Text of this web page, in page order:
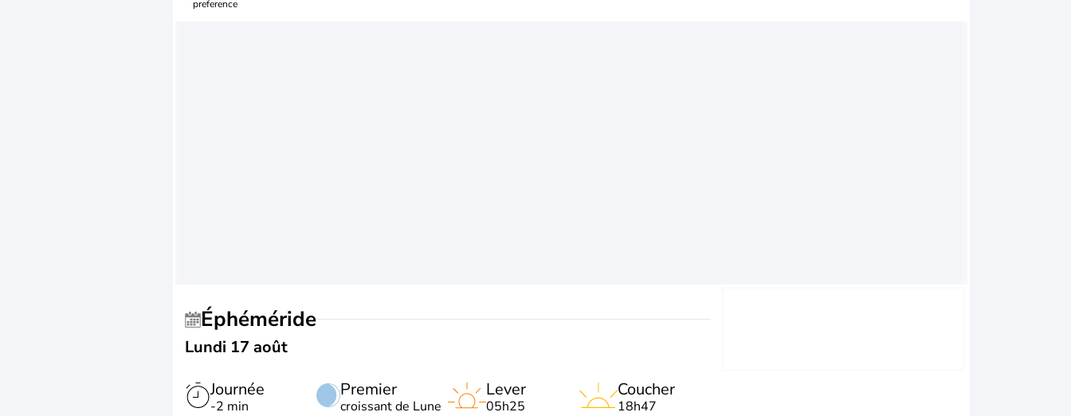
Éphéméride
Lundi 17 août
Journée
-2 min
Premier
croissant de Lune
Lever
05h25
Coucher
18h47